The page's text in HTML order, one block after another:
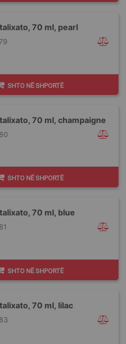
70 ml, pearl
SHTO NË SHPORTË
70 ml, champaigne
SHTO NË SHPORTË
70 ml, blue
SHTO NË SHPORTË
70 ml, lilac